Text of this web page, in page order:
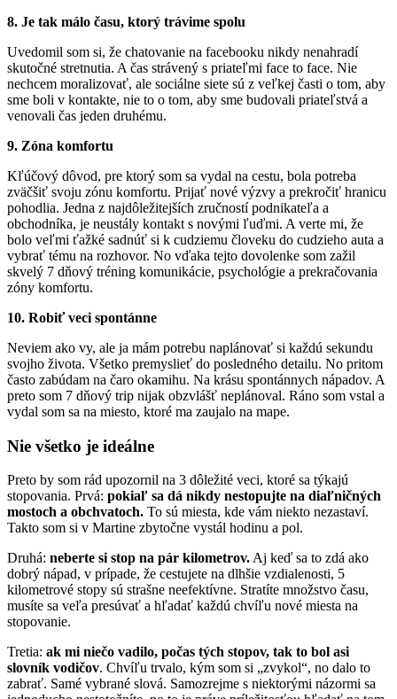
8. Je tak málo času, ktorý trávime spolu
Uvedomil som si, že chatovanie na facebooku nikdy nenahradí
skutočné stretnutia. A čas strávený s priateľmi face to face. Nie
nechcem moralizovať, ale sociálne siete sú z veľkej časti o tom, aby
sme boli v kontakte, nie to o tom, aby sme budovali priateľstvá a
venovali čas jeden druhému.
9. Zóna komfortu
Kľúčový dôvod, pre ktorý som sa vydal na cestu, bola potreba
zväčšiť svoju zónu komfortu. Prijať nové výzvy a prekročiť hranicu
pohodlia. Jedna z najdôležitejších zručností podnikateľa a
obchodníka, je neustály kontakt s novými ľuďmi. A verte mi, že
bolo veľmi ťažké sadnúť si k cudziemu človeku do cudzieho auta a
vybrať tému na rozhovor. No vďaka tejto dovolenke som zažil
skvelý 7 dňový tréning komunikácie, psychológie a prekračovania
zóny komfortu.
10. Robiť veci spontánne
Neviem ako vy, ale ja mám potrebu naplánovať si každú sekundu
svojho života. Všetko premyslieť do posledného detailu. No pritom
často zabúdam na čaro okamihu. Na krásu spontánnych nápadov. A
preto som 7 dňový trip nijak obzvlášť neplánoval. Ráno som vstal a
vydal som sa na miesto, ktoré ma zaujalo na mape.
Nie všetko je ideálne
Preto by som rád upozornil na 3 dôležité veci, ktoré sa týkajú
stopovania. Prvá: pokiaľ sa dá nikdy nestopujte na diaľničných
mostoch a obchvatoch. To sú miesta, kde vám niekto nezastaví.
Takto som si v Martine zbytočne vystál hodinu a pol.
Druhá: neberte si stop na pár kilometrov. Aj keď sa to zdá ako
dobrý nápad, v prípade, že cestujete na dlhšie vzdialenosti, 5
kilometrové stopy sú strašne neefektívne. Stratíte množstvo času,
musíte sa veľa presúvať a hľadať každú chvíľu nové miesta na
stopovanie.
Tretia: ak mi niečo vadilo, počas tých stopov, tak to bol asi
slovník vodičov. Chvíľu trvalo, kým som si „zvykol“, no dalo to
zabrať. Samé vybrané slová. Samozrejme s niektorými názormi sa